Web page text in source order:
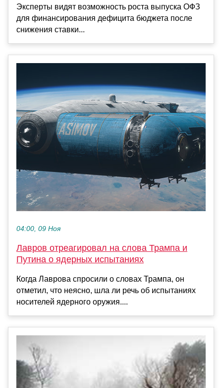
Эксперты видят возможность роста выпуска ОФЗ
для финансирования дефицита бюджета после
снижения ставки...
04:00, 09 Ноя
Лавров отреагировал на слова Трампа и
Путина о ядерных испытаниях
Когда Лаврова спросили о словах Трампа, он
отметил, что неясно, шла ли речь об испытаниях
носителей ядерного оружия....